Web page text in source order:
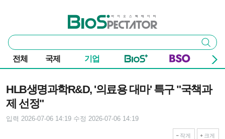
바이오스펙테이터
통
합
검
색
검색
전체 국제 기업
HLB생명과학R&D, '의료용 대마' 특구 "국책과
제 선정"
입력 2026-07-06 14:19 수정 2026-07-06 14:19
작게 크게